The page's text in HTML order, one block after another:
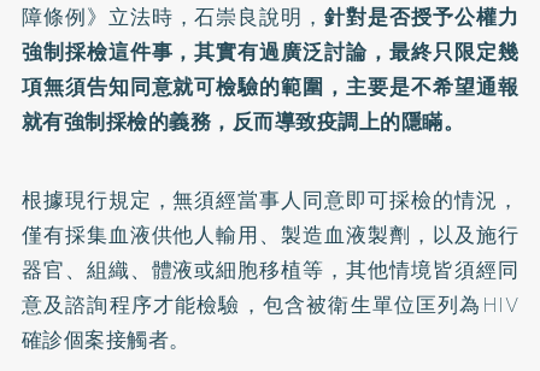
障條例》 立法時，石崇良說明，針對是否授予公權力
強制採檢這件事，其實有過廣泛討論，最終只限定幾
項無須告知同意就可檢驗的範圍，主要是不希望通報
就有強制採檢的義務，反而導致疫調上的隱瞞。
根據現行規定，無須經當事人同意即可採檢的情況，
僅有採集血液供他人輸用、製造血液製劑，以及施行
器官、組織、體液或細胞移植等，其他情境皆須經同
意及諮詢程序才能檢驗，包含被衛生單位匡列為HIV
確診個案接觸者。